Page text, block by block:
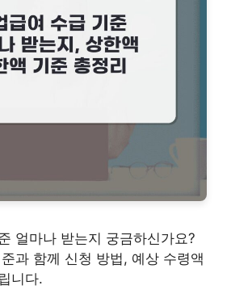
얼마나 받는지 궁금하신가요?
과 함께 신청 방법, 예상 수령액
니다.